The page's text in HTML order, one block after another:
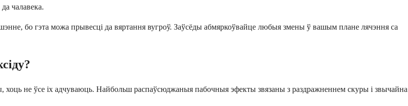
чалавека.
бо гэта можа прывесці да вяртання вугроў. Заўсёды абмяркоўвайце любыя змены ў вашым плане лячэння са
хоць не ўсе іх адчуваюць. Найбольш распаўсюджаныя пабочныя эфекты звязаны з раздражненнем скуры і звычайна